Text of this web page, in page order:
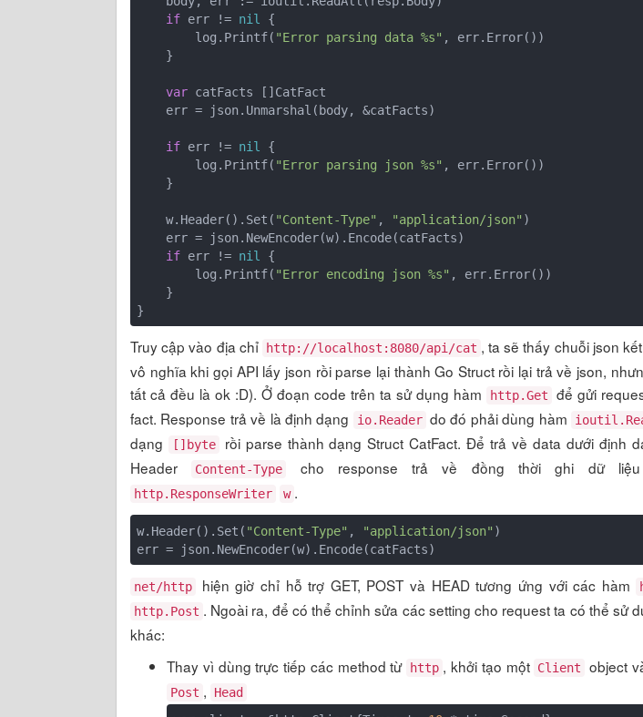
if err != nil {
        log.Printf(
"Error parsing data %s" , err.Error())
var catFacts []CatFact
if err != nil {
        log.Printf(
"Error parsing json %s" , err.Error())
    w.Header().Set(
"Content-Type" , "application/json" )
if err != nil {
        log.Printf(
"Error encoding json %s" , err.Error())
Truy cập vào địa chỉ http://localhost:8080/api/cat , ta sẽ thấy chuỗi json
vô nghĩa khi gọi API lấy json rồi parse lại thành Go Struct rồi lại trả về json,
tất cả đều là ok :D). Ở đoạn code trên ta sử dụng hàm
http.Get
để gửi
fact. Response trả về là định dạng
io.Reader do đó phải dùng hàm
dạng
[]byte
rồi parse thành dạng Struct CatFact. Để trả về data dưới định
Header
Content-Type cho response trả về đồng thời ghi dữ
http.ResponseWriter w .
w.Header().Set( "Content-Type" , "application/json" )
net/http hiện giờ chỉ hỗ trợ GET, POST và HEAD tương ứng với các hàm
http.Post . Ngoài ra, để có thể chỉnh sửa các setting cho request ta có thể sử
khác:
Thay vì dùng trực tiếp các method từ
http , khởi tạo một Client object
Post ,
Head